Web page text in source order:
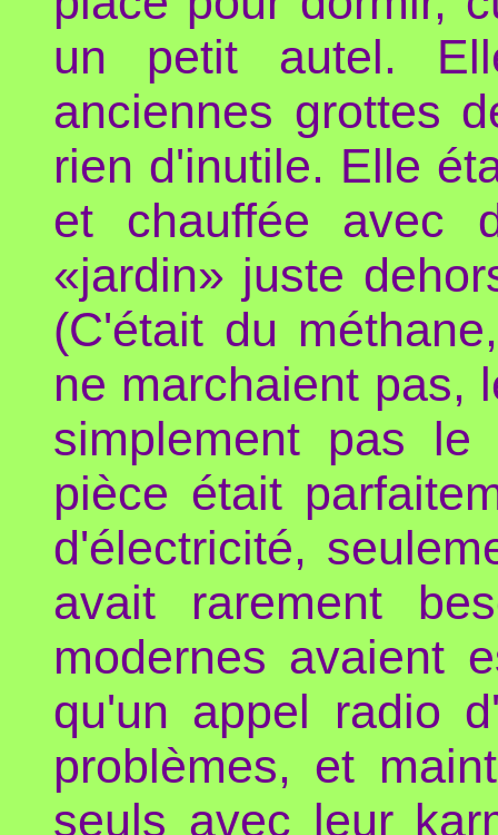
un petit autel.
anciennes grottes
rien d'inutile. Elle
et chauffée avec
«jardin» juste
(C'était du
ne marchaient pas,
simplement pas
pièce était
d'électricité,
avait rarement
modernes avaient
qu'un appel radio
problèmes, et
seuls avec leur